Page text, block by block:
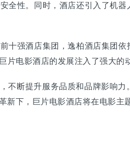
全性。同时，酒店还引入了机
强酒店集团，逸柏酒店集团依
片电影酒店的发展注入了强大的
断提升服务品质和品牌影响
下，巨片电影酒店将在电影主